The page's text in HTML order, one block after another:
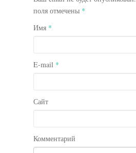
поля отмечены *
Имя *
E-mail *
Сайт
Комментарий